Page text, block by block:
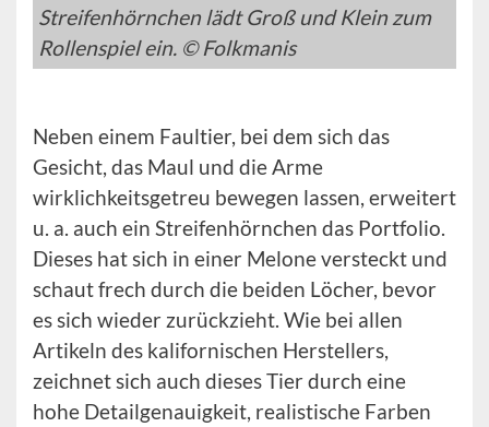
Streifenhörnchen lädt Groß und Klein zum
Rollenspiel ein. © Folkmanis
Neben einem Faultier, bei dem sich das
Gesicht, das Maul und die Arme
wirklichkeitsgetreu bewegen lassen, erweitert
u. a. auch ein Streifenhörnchen das Portfolio.
Dieses hat sich in einer Melone versteckt und
schaut frech durch die beiden Löcher, bevor
es sich wieder zurückzieht. Wie bei allen
Artikeln des kalifornischen Herstellers,
zeichnet sich auch dieses Tier durch eine
hohe Detailgenauigkeit, realistische Farben